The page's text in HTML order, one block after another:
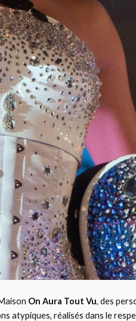
On Aura Tout Vu, des
atypiques, réalisés dans le